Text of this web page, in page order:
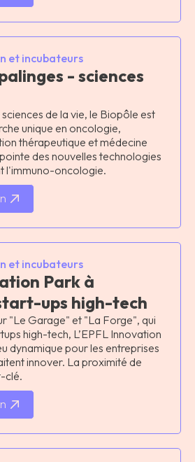
et incubateurs
- sciences
de la vie, le Biopôle est
unique en oncologie,
thérapeutique et médecine
des nouvelles technologies
l'immuno-oncologie.
et incubateurs
Park à
ups high-tech
"Le Garage" et "La Forge", qui
high-tech, L’EPFL Innovation
dynamique pour les entreprises
innover. La proximité de
clé.